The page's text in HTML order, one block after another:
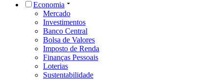
Economia
Mercado
Investimentos
Banco Central
Bolsa de Valores
Imposto de Renda
Finanças Pessoais
Loterias
Sustentabilidade